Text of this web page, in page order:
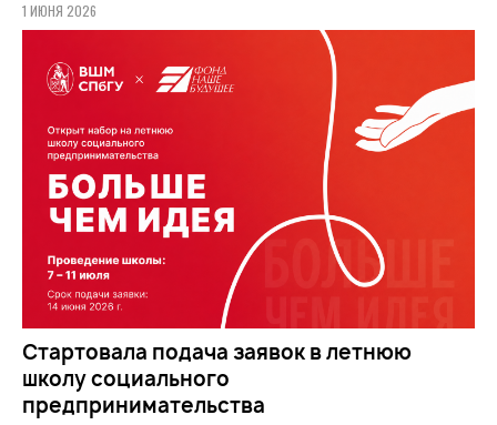
1 ИЮНЯ 2026
Стартовала подача заявок в летнюю
школу социального
предпринимательства